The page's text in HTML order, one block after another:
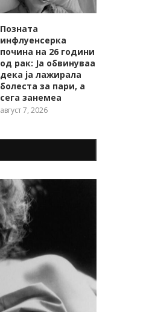
Позната
инфлуенсерка
почина на 26 години
од рак: Ја обвинуваа
дека ја лажирала
болеста за пари, а
сега занемеа
август 7, 2026